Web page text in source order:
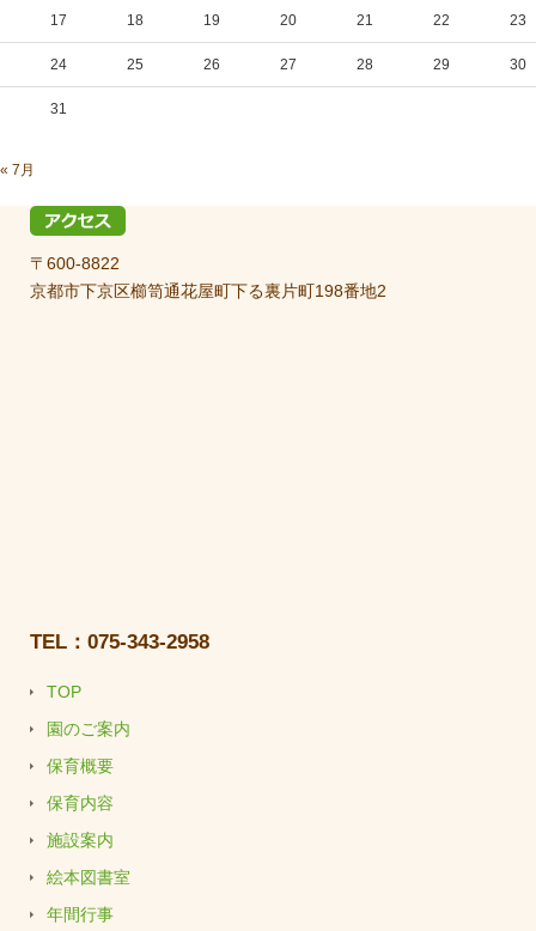
17 18 19 20 21 22 23
24 25 26 27 28 29 30
31
« 7月
〒600-8822
京都市下京区櫛笥通花屋町下る裏片町198番地2
TEL：075-343-2958
TOP
園のご案内
保育概要
保育内容
施設案内
絵本図書室
年間行事